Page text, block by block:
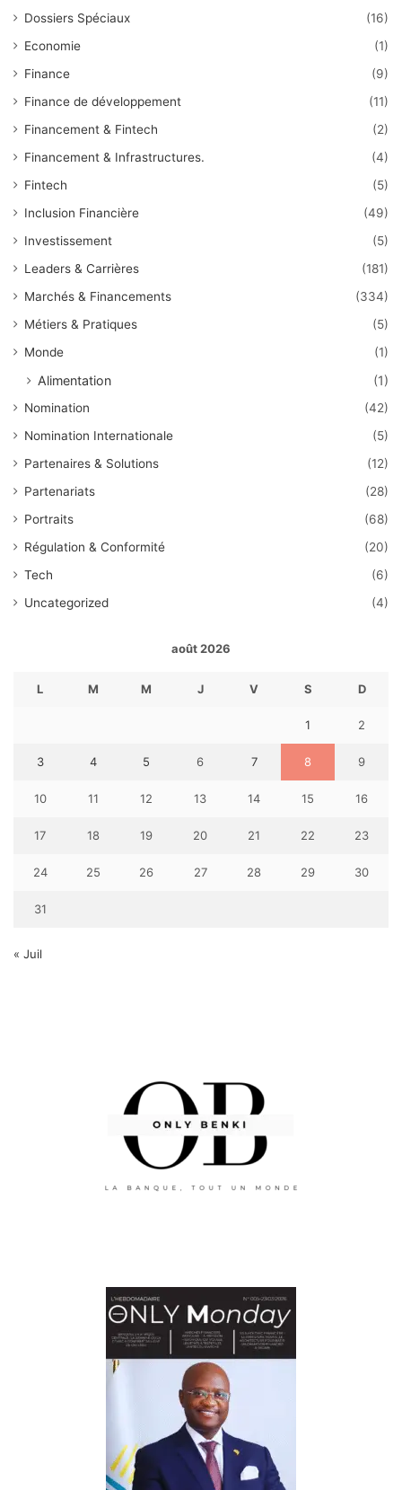
Dossiers Spéciaux
(16)
Economie
(1)
Finance
(9)
Finance de développement
(11)
Financement & Fintech
(2)
Financement & Infrastructures.
(4)
Fintech
(5)
Inclusion Financière
(49)
Investissement
(5)
Leaders & Carrières
(181)
Marchés & Financements
(334)
Métiers & Pratiques
(5)
Monde
(1)
Alimentation (1)
Nomination
(42)
Nomination Internationale
(5)
Partenaires & Solutions
(12)
Partenariats
(28)
Portraits
(68)
Régulation & Conformité
(20)
Tech
(6)
Uncategorized
(4)
août 2026
L M M J V S D
1 2
3 4 5 6 7 8 9
10 11 12 13 14 15 16
17 18 19 20 21 22 23
24 25 26 27 28 29 30
31
« Juil